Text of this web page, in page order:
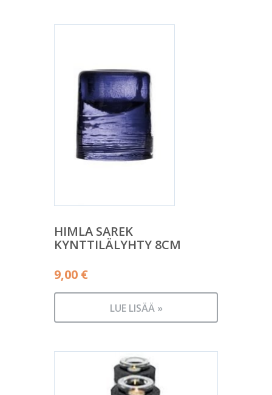
HIMLA SAREK
KYNTTILÄLYHTY 8CM
9,00 €
LUE LISÄÄ »